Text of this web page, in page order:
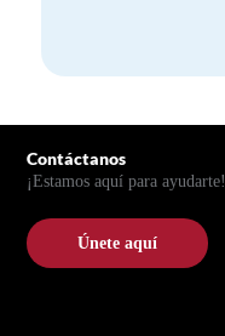
Contáctanos
¡Estamos aquí para ayudarte!
Únete aquí